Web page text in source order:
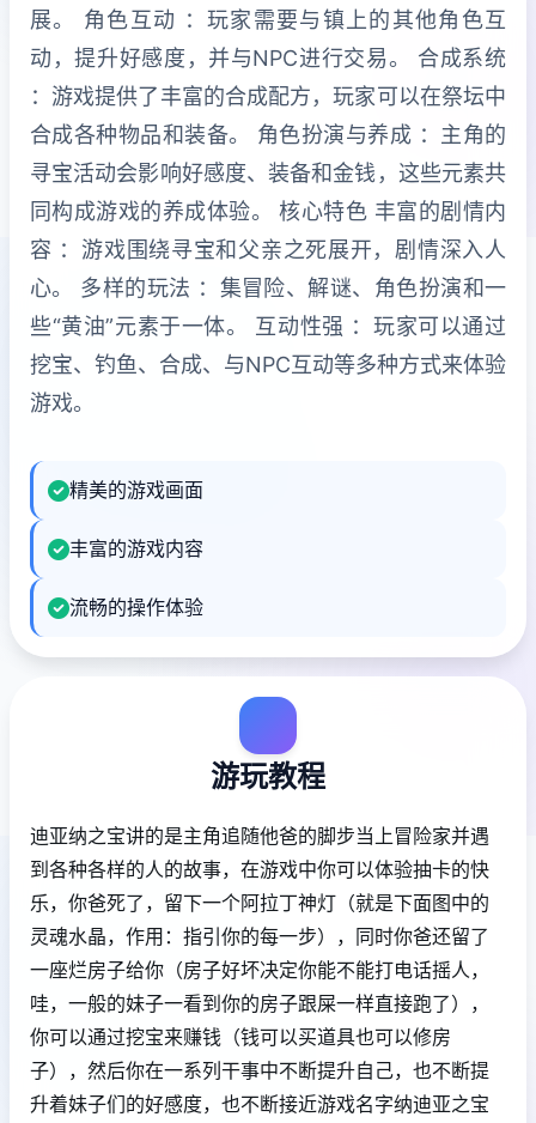
展。 角色互动 ：玩家需要与镇上的其他角色互
动，提升好感度，并与NPC进行交易。 合成系统
：游戏提供了丰富的合成配方，玩家可以在祭坛中
合成各种物品和装备。 角色扮演与养成 ：主角的
寻宝活动会影响好感度、装备和金钱，这些元素共
同构成游戏的养成体验。 核心特色 丰富的剧情内
容 ：游戏围绕寻宝和父亲之死展开，剧情深入人
心。 多样的玩法 ：集冒险、解谜、角色扮演和一
些“黄油”元素于一体。 互动性强 ：玩家可以通过
挖宝、钓鱼、合成、与NPC互动等多种方式来体验
游戏。
精美的游戏画面
丰富的游戏内容
流畅的操作体验
游玩教程
迪亚纳之宝讲的是主角追随他爸的脚步当上冒险家并遇
到各种各样的人的故事，在游戏中你可以体验抽卡的快
乐，你爸死了，留下一个阿拉丁神灯（就是下面图中的
灵魂水晶，作用：指引你的每一步），同时你爸还留了
一座烂房子给你（房子好坏决定你能不能打电话摇人，
哇，一般的妹子一看到你的房子跟屎一样直接跑了），
你可以通过挖宝来赚钱（钱可以买道具也可以修房
子），然后你在一系列干事中不断提升自己，也不断提
升着妹子们的好感度，也不断接近游戏名字纳迪亚之宝